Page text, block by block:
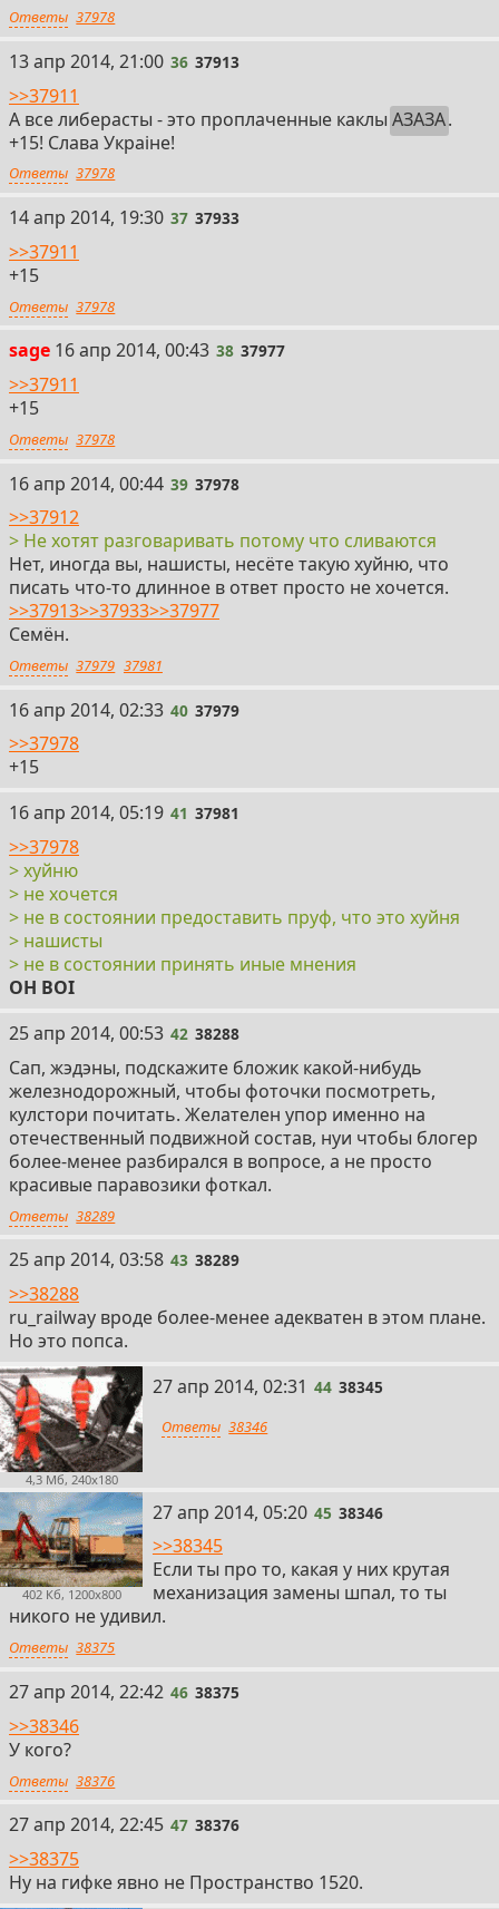
Ответы 37978
36
13 апр 2014, 21:00 36 37913
>>37911
А все либерасты - это проплаченные каклы АЗАЗА.
+15! Слава Украiне!
Ответы 37978
37
14 апр 2014, 19:30 37 37933
>>37911
+15
Ответы 37978
sage 38
16 апр 2014, 00:43 38 37977
>>37911
+15
Ответы 37978
39
16 апр 2014, 00:44 39 37978
>>37912
> Не хотят разговаривать потому что сливаются
Нет, иногда вы, нашисты, несёте такую хуйню, что
писать что-то длинное в ответ просто не хочется.
>>37913>>37933>>37977
Семён.
Ответы 37979 37981
40
16 апр 2014, 02:33 40 37979
>>37978
+15
41
16 апр 2014, 05:19 41 37981
>>37978
> хyйню
> не хочется
> не в состоянии предоставить пруф, что это хyйня
> нашисты
> не в состоянии принять иные мнения
OH BOI
42
25 апр 2014, 00:53 42 38288
Сап, жэдэны, подскажите бложик какой-нибудь
железнодорожный, чтобы фоточки посмотреть,
кулстори почитать. Желателен упор именно на
отечественный подвижной состав, нуи чтобы блогер
более-менее разбирался в вопросе, а не просто
красивые паравозики фоткал.
Ответы 38289
43
25 апр 2014, 03:58 43 38289
>>38288
ru_railway вроде более-менее адекватен в этом плане.
Но это попса.
4,3 Мб, 240x180
44
27 апр 2014, 02:31 44 38345
Ответы 38346
402 Кб, 1200x800
45
27 апр 2014, 05:20 45 38346
>>38345
Если ты про то, какая у них крутая
механизация замены шпал, то ты
никого не удивил.
Ответы 38375
46
27 апр 2014, 22:42 46 38375
>>38346
У кого?
Ответы 38376
47
27 апр 2014, 22:45 47 38376
>>38375
Ну на гифке явно не Пространство 1520.